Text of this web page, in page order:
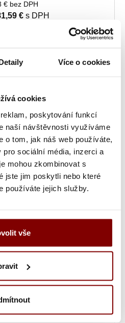
Více o cookies
cookies
poskytování funkcí
naší návštěvnosti využíváme
o tom, jak náš web používáte,
sociální média, inzerci a
mohou zkombinovat s
jste jim poskytli nebo které
používáte jejich služby.
vše
€ bez DPH
€s DPH
Skladom
obuv pracovná pánska